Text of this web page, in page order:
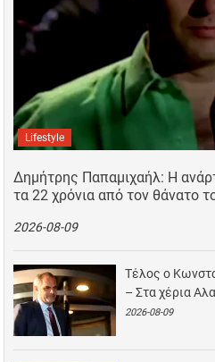
Lifestyle
Δημήτρης Παπαμιχαήλ: Η
τα 22 χρόνια από τον θάνατο
2026-08-09
Τέλος ο
– Στα χέρια
2026-08-09